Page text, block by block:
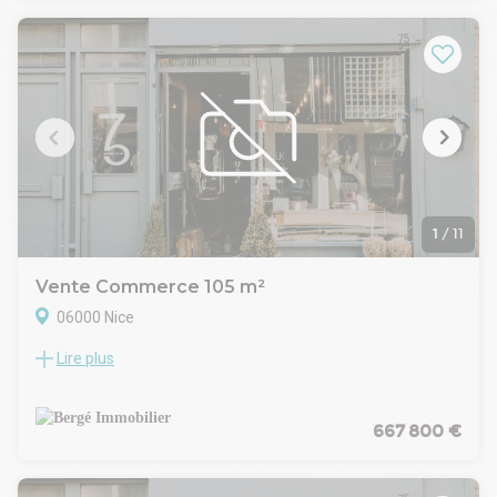
Revenus locatifs annuels 22 980 Euros. Prix FAI : 424 K Euros
1 / 11
Vente Commerce 105 m²
06000 Nice
BERGE Immobilier vous propose à la vente des murs
France à Nice, sur un axe commerçant bénéficiant du
passage direct du tramway et à quelques mètres seulement
Lire plus
667 800 €